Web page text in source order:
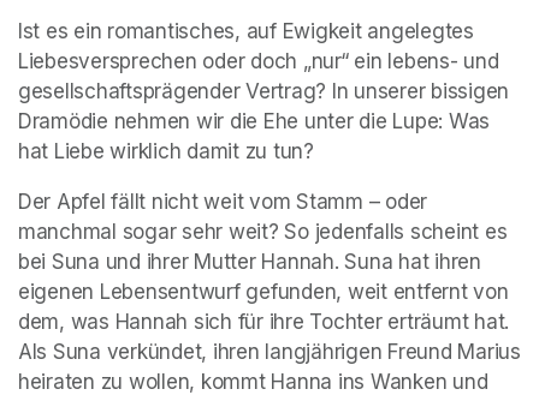
Ist es ein romantisches, auf Ewigkeit angelegtes
Liebesversprechen oder doch „nur“ ein lebens- und
gesellschaftsprägender Vertrag? In unserer bissigen
Dramödie nehmen wir die Ehe unter die Lupe: Was
hat Liebe wirklich damit zu tun?
Der Apfel fällt nicht weit vom Stamm – oder
manchmal sogar sehr weit? So jedenfalls scheint es
bei Suna und ihrer Mutter Hannah. Suna hat ihren
eigenen Lebensentwurf gefunden, weit entfernt von
dem, was Hannah sich für ihre Tochter erträumt hat.
Als Suna verkündet, ihren langjährigen Freund Marius
heiraten zu wollen, kommt Hanna ins Wanken und